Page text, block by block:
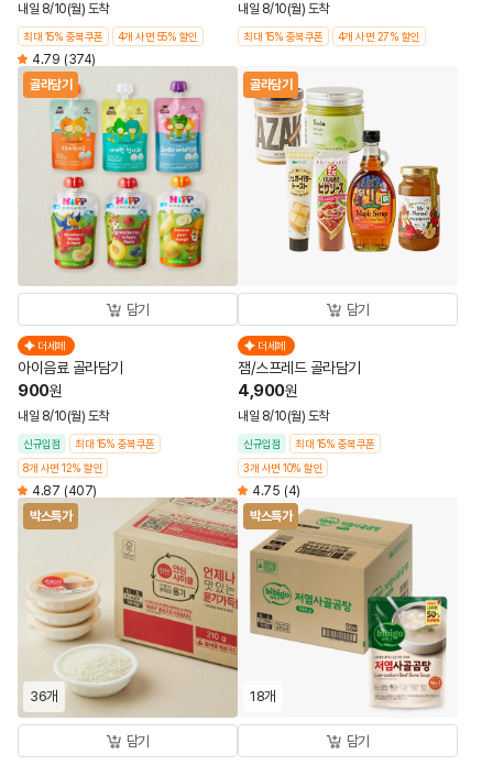
내일 8/10(월) 도착
최대 15% 중복쿠폰 4개 사면 55% 할인
4.79 (374)
내일 8/10(월) 도착
최대 15% 중복쿠폰 4개 사면 27% 할인
골라담기
담기
더세페
아이음료 골라담기
900원
내일 8/10(월) 도착
신규입점
최대 15% 중복쿠폰
8개 사면 12% 할인
4.87 (407)
골라담기
담기
더세페
잼/스프레드 골라담기
4,900원
내일 8/10(월) 도착
신규입점
최대 15% 중복쿠폰
3개 사면 10% 할인
4.75 (4)
박스특가
36개
담기
박스특가
18개
담기